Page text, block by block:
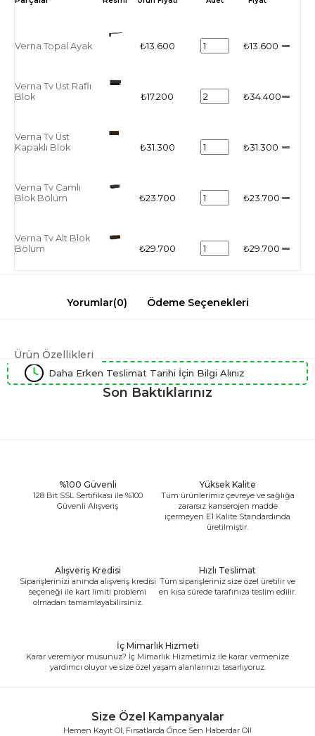
Verna Topal Ayak ₺13.600 ₺13.600
Verna Tv Üst Raflı
Blok
₺17.200 ₺34.400
Verna Tv Üst
Kapaklı Blok
₺31.300 ₺31.300
Verna Tv Camlı
Blok Bölüm
₺23.700 ₺23.700
Verna Tv Alt Blok
Bölüm
₺29.700 ₺29.700
Yorumlar(0) Ödeme Seçenekleri
Ürün Özellikleri
Daha Erken Teslimat Tarihi İçin Bilgi Alınız
Son Baktıklarınız
%100 Güvenli
128 Bit SSL Sertifikası ile %100
Güvenli Alışveriş
Yüksek Kalite
Tüm ürünlerimiz çevreye ve sağlığa
zararsız kanserojen madde
içermeyen E1 Kalite Standardında
üretilmiştir.
Alışveriş Kredisi
Siparişlerinizi anında alışveriş kredisi
seçeneği ile kart limiti problemi
olmadan tamamlayabilirsiniz.
Hızlı Teslimat
Tüm siparişleriniz size özel üretilir ve
en kısa sürede tarafınıza teslim edilir.
İç Mimarlık Hizmeti
Karar veremiyor musunuz? İç Mimarlık Hizmetimiz ile karar vermenize
yardımcı oluyor ve size özel yaşam alanlarınızı tasarlıyoruz.
Size Özel Kampanyalar
Hemen Kayıt Ol, Fırsatlarda Önce Sen Haberdar Ol!